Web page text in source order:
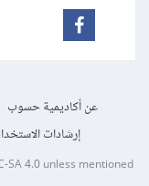
عن أكاديمية حسوب
إرشادات
SA 4.0unless mentioned